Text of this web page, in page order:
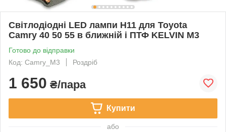
Світлодіодні LED лампи Н11 для Toyota
Camry 40 50 55 в ближній і ПТФ KELVIN M3
Готово до відправки
Код: Camry_M3
Роздріб
1 650 ₴/пара
Купити
або